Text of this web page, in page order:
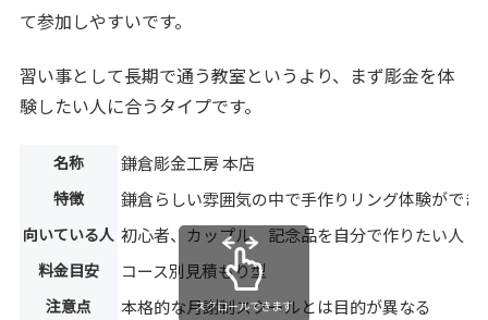
て参加しやすいです。
習い事として長期で通う教室というより、まず彫金を体
験したい人に合うタイプです。
名称 鎌倉彫金工房 本店
特徴 鎌倉らしい雰囲気の中で手作りリング体験ができ
向いている人 初心者、カップル、記念品を自分で作りたい人
料金目安 コース別見積もり型
注意点 本格的な月謝制スクールとは目的が異なる
スクロールできます